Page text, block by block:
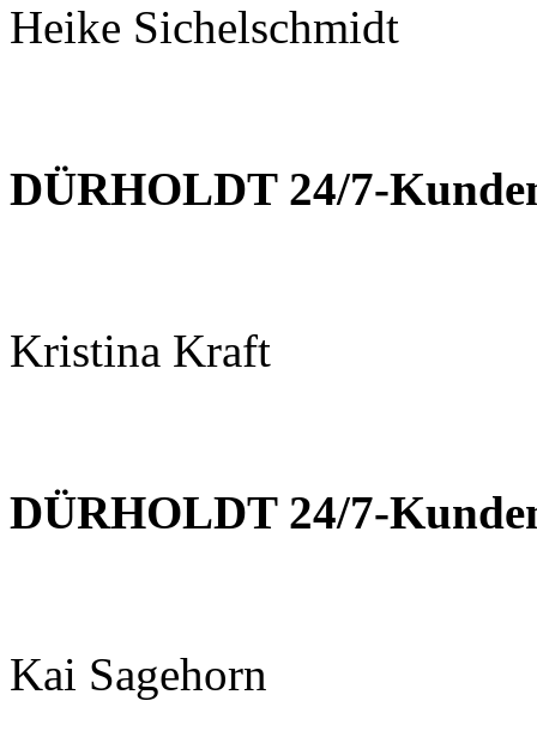
Heike Sichelschmidt
DÜRHOLDT 24/7-
Kristina Kraft
DÜRHOLDT 24/7-
Kai Sagehorn